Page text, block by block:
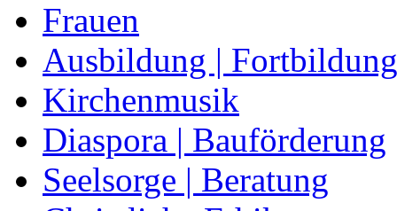
Frauen
Ausbildung | Fortbildung
Kirchenmusik
Diaspora | Bauförderung
Seelsorge | Beratung